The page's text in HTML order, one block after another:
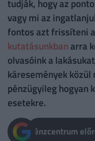
tudják, hogy az
vagy mi az
fontos azt frissíteni
kutatásunkban arra
olvasóink a
káresemények
pénzügyileg hogyan
esetekre.
Pénzcentrum